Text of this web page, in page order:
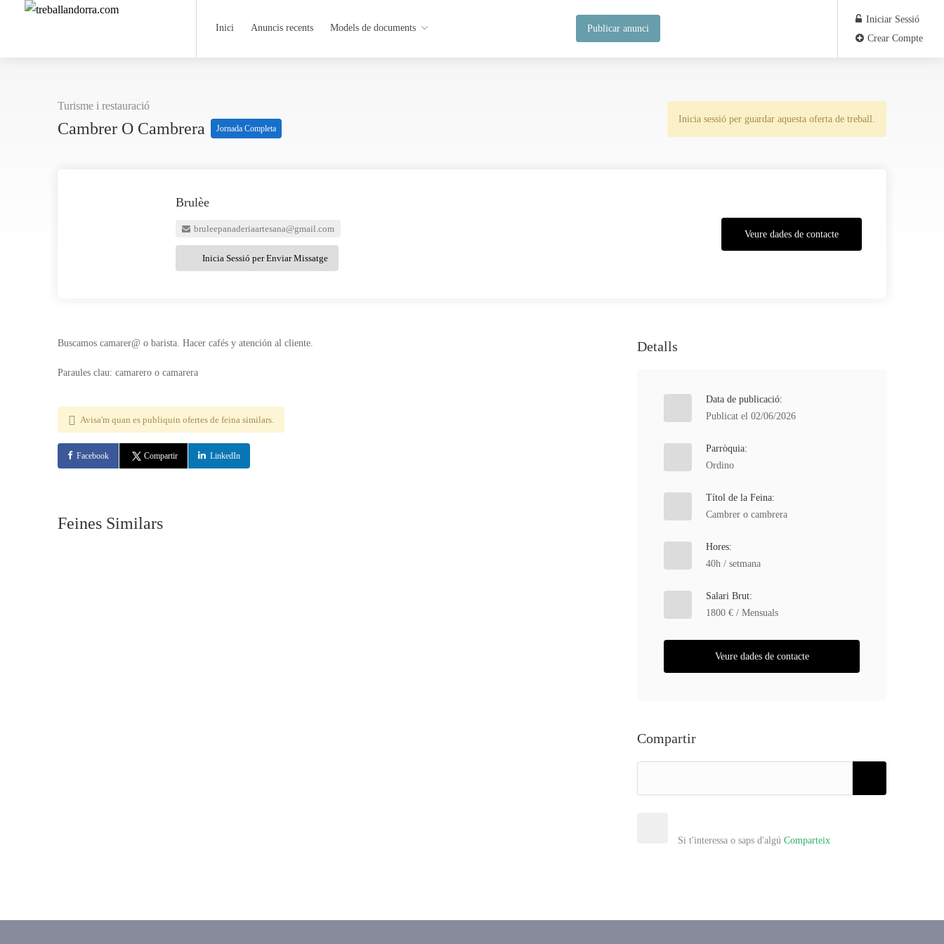
Inici Anuncis recents Models de documents Publicar anunci
Iniciar Sessió
Crear Compte
Turisme i restauració
Cambrer O Cambrera Jornada Completa
Inicia sessió per guardar aquesta oferta de treball.
Brulèe
bruleepanaderiaartesana@gmail.com
Inicia Sessió per Enviar Missatge
Veure dades de contacte
Buscamos camarer@ o barista. Hacer cafés y atención al cliente.
Paraules clau: camarero o camarera
Avisa'm quan es publiquin ofertes de feina similars.
Facebook Compartir LinkedIn
Feines Similars
Detalls
Data de publicació:
Publicat el 02/06/2026
Parròquia:
Ordino
Títol de la Feina:
Cambrer o cambrera
Hores:
40h / setmana
Salari Brut:
1800 € / Mensuals
Veure dades de contacte
Compartir
Si t'interessa o saps d'algú Comparteix